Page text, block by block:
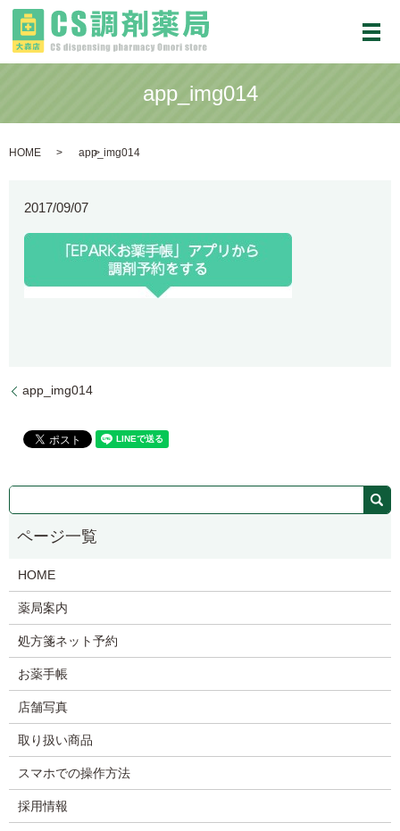
メ
app_img014
HOME app_img014
2017/09/07
app_img014
HOME
薬局案内
処方箋ネット予約
お薬手帳
店舗写真
取り扱い商品
スマホでの操作方法
採用情報